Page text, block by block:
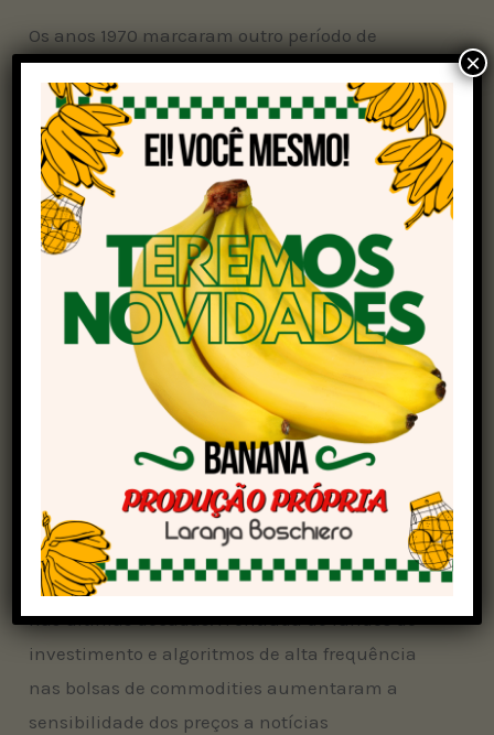
Os anos 1970 marcaram outro período de
volatilidade. O choque do petróleo de 1973 gerou
inflação global e levou investidores a buscar
refúgio nas commodities. A crise do trigo e do
açúcar marcou a década, com países estocando
alimentos por segurança.
A década de 2000 trouxe uma nova dinâmica: a
ascensão da China e da Índia no consumo
global. A soja virou protagonista, impulsionada
pela demanda asiática por ração animal. Crises
como a de 2008(subprime)e, mais
recentemente, a pandemia da Covid-19 e a
Guerra da Ucrânia, também tiveram efeitos
explosivos: interrupção de cadeias logísticas,
pânico nos mercados e novos picos de preços.
O fator especulação financeira ganhou força
nas últimas décadas. A entrada de fundos de
investimento e algoritmos de alta frequência
nas bolsas de commodities aumentaram a
sensibilidade dos preços a notícias
×